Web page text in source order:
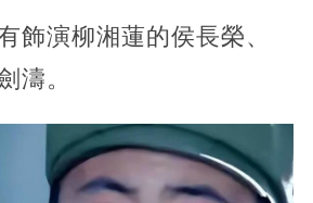
飾演柳湘蓮的侯長榮、
濤。